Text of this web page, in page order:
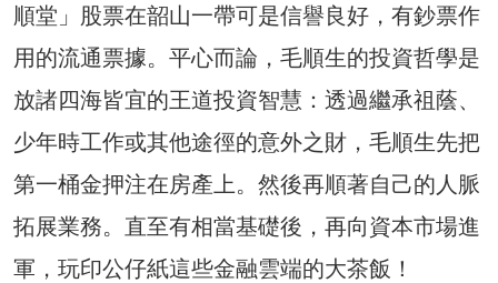
順堂」股票在韶山一帶可是信譽良好，有鈔票作
用的流通票據。平心而論，毛順生的投資哲學是
放諸四海皆宜的王道投資智慧：透過繼承祖蔭、
少年時工作或其他途徑的意外之財，毛順生先把
第一桶金押注在房產上。然後再順著自己的人脈
拓展業務。直至有相當基礎後，再向資本市場進
軍，玩印公仔紙這些金融雲端的大茶飯！